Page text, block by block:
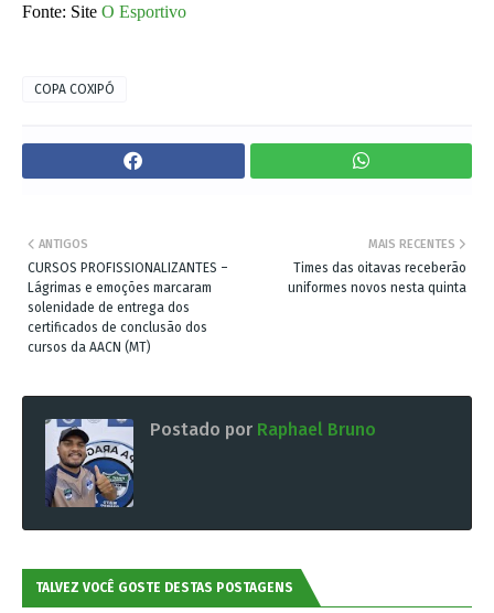
Fonte: Site O Esportivo
COPA COXIPÓ
MAIS RECENTES
Times das oitavas receberão
uniformes novos nesta quinta
ANTIGOS
CURSOS PROFISSIONALIZANTES –
Lágrimas e emoções marcaram
solenidade de entrega dos
certificados de conclusão dos
cursos da AACN (MT)
Postado por Raphael Bruno
TALVEZ VOCÊ GOSTE DESTAS POSTAGENS